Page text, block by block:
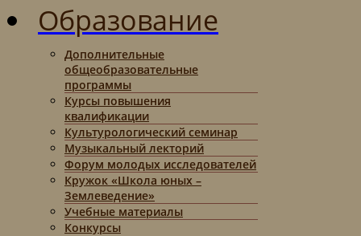
Образование
Дополнительные
общеобразовательные
программы
Курсы повышения
квалификации
Культурологический семинар
Музыкальный лекторий
Форум молодых исследователей
Кружок «Школа юных –
Землеведение»
Учебные материалы
Конкурсы